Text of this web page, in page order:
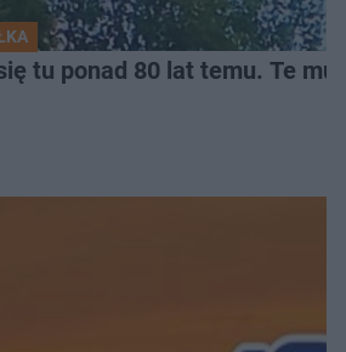
tu ponad 80 lat temu. Te